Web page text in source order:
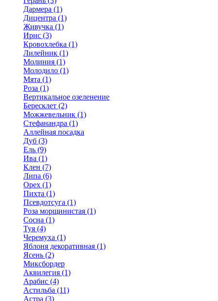
Дармера (1)
Дицентра (1)
Живучка (1)
Ирис (3)
Кровохлебка (1)
Лилейник (1)
Молиния (1)
Молодило (1)
Мята (1)
Роза (1)
Вертикальное озеленение
Бересклет (2)
Можжевельник (1)
Стефанандра (1)
Аллейная посадка
Дуб (3)
Ель (9)
Ива (1)
Клен (7)
Липа (6)
Орех (1)
Пихта (1)
Псевдотсуга (1)
Роза морщинистая (1)
Сосна (1)
Туя (4)
Черемуха (1)
Яблоня декоративная (1)
Ясень (2)
Миксбордер
Аквилегия (1)
Арабис (4)
Астильба (11)
Астра (3)